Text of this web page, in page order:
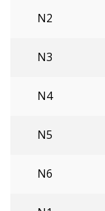
N2
N3
N4
N5
N6